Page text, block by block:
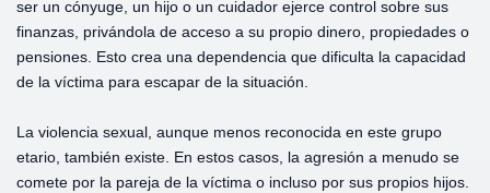
ser un cónyuge, un hijo o un cuidador ejerce control sobre sus
finanzas, privándola de acceso a su propio dinero, propiedades o
pensiones. Esto crea una dependencia que dificulta la capacidad
de la víctima para escapar de la situación.
La violencia sexual, aunque menos reconocida en este grupo
etario, también existe. En estos casos, la agresión a menudo se
comete por la pareja de la víctima o incluso por sus propios hijos.